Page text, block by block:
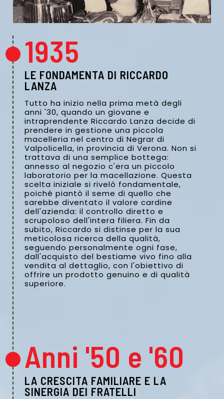
1935
LE FONDAMENTA DI RICCARDO
LANZA
Tutto ha inizio nella prima metà degli
anni '30, quando un giovane e
intraprendente Riccardo Lanza decide di
prendere in gestione una piccola
macelleria nel centro di Negrar di
Valpolicella, in provincia di Verona. Non si
trattava di una semplice bottega:
annesso al negozio c'era un piccolo
laboratorio per la macellazione. Questa
scelta iniziale si rivelò fondamentale,
poiché piantò il seme di quello che
sarebbe diventato il valore cardine
dell'azienda: il controllo diretto e
scrupoloso dell'intera filiera. Fin da
subito, Riccardo si distinse per la sua
meticolosa ricerca della qualità,
seguendo personalmente ogni fase,
dall'acquisto del bestiame vivo fino alla
vendita al dettaglio, con l'obiettivo di
offrire un prodotto genuino e di qualità
superiore.
Anni '50 e '60
LA CRESCITA FAMILIARE E LA
SINERGIA DEI FRATELLI